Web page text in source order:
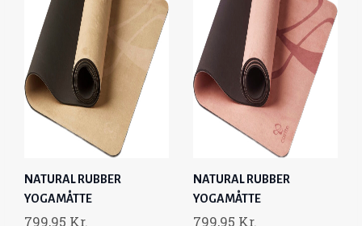
NATURAL RUBBER
YOGAMÅTTE
799,95 Kr.
NATURAL RUBBER
YOGAMÅTTE
799,95 Kr.